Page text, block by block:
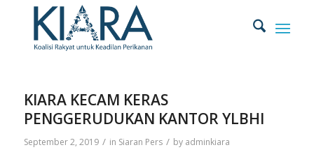
KIARA KECAM KERAS
PENGGERUDUKAN KANTOR YLBHI
September 2, 2019 / in Siaran Pers / by adminkiara